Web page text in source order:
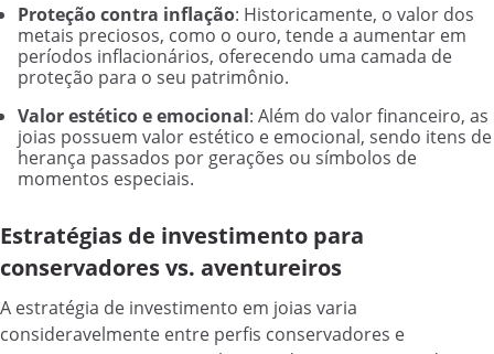
Proteção contra inflação: Historicamente, o valor dos
metais preciosos, como o ouro, tende a aumentar em
períodos inflacionários, oferecendo uma camada de
proteção para o seu patrimônio.
Valor estético e emocional: Além do valor financeiro, as
joias possuem valor estético e emocional, sendo itens de
herança passados por gerações ou símbolos de
momentos especiais.
Estratégias de investimento para
conservadores vs. aventureiros
A estratégia de investimento em joias varia
consideravelmente entre perfis conservadores e